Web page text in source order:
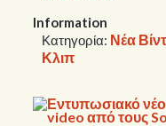
Information
Κατηγορία: Νέα
Κλιπ